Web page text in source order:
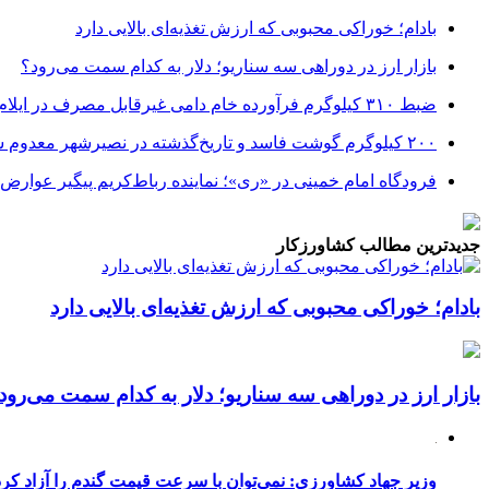
بادام؛ خوراکی محبوبی که ارزش تغذیه‌ای بالایی دارد
بازار ارز در دوراهی سه سناریو؛ دلار به کدام سمت می‌رود؟
ضبط ۳۱۰ کیلوگرم فرآورده خام دامی غیرقابل مصرف در ایلام
۲۰۰ کیلوگرم گوشت فاسد و تاریخ‌گذشته در نصیرشهر معدوم شد
فرودگاه امام خمینی در «ری»؛ نماینده رباط‌کریم پیگیر
جدیدترین مطالب کشاورزکار
بادام؛ خوراکی محبوبی که ارزش تغذیه‌ای بالایی دارد
بازار ارز در دوراهی سه سناریو؛ دلار به کدام سمت
وزیر جهاد کشاورزی: نمی‌توان با سرعت قیمت گندم را آزاد